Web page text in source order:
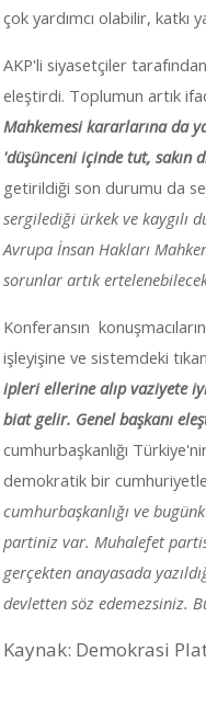
çok yardımcı olabilir, katkı
AKP'li siyasetçiler
eleştirdi. Toplumun artık
Mahkemesi kararlarına da
'düşünceni içinde tut, sakın
getirildiği son durumu da
sergilediği ürkek ve kaygılı
Avrupa İnsan Hakları
sorunlar artık
Konferansın
işleyişine ve sistemdeki
ipleri ellerine alıp vaziyete
biat gelir. Genel başkanı
cumhurbaşkanlığı
demokratik bir
cumhurbaşkanlığı ve
partiniz var. Muhalefet
gerçekten anayasada
devletten söz edemezsiniz.
Kaynak: Demokrasi